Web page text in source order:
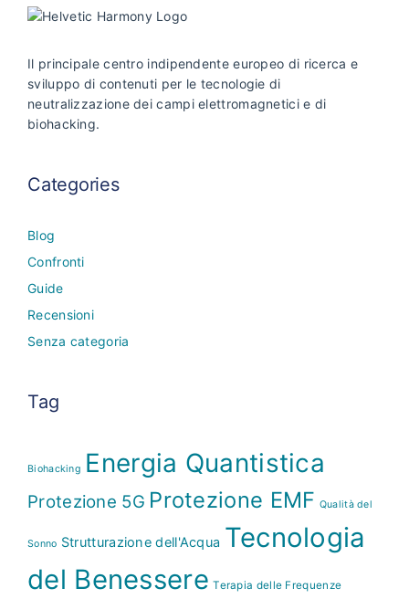
Il principale centro indipendente europeo di ricerca e
sviluppo di contenuti per le tecnologie di
neutralizzazione dei campi elettromagnetici e di
biohacking.
Categories
Blog
Confronti
Guide
Recensioni
Senza categoria
Tag
Biohacking Energia Quantistica
Protezione 5G Protezione EMF Qualità del
Sonno Strutturazione dell'Acqua Tecnologia
del Benessere Terapia delle Frequenze